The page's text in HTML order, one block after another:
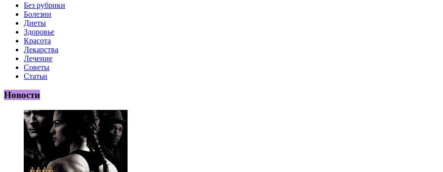
Без рубрики
Болезни
Диеты
Здоровье
Красота
Лекарства
Лечение
Советы
Статьи
Новости